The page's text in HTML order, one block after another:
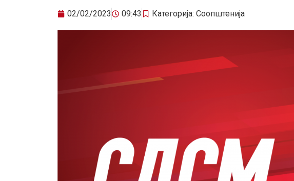
02/02/2023 09:43 Категорија: Соопштенија